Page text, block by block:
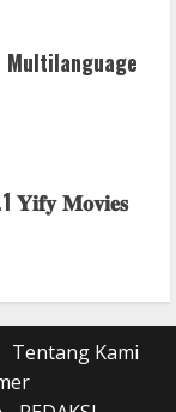
Multilanguage
𝐘𝐢𝐟𝐲 𝐌𝐨𝐯𝐢𝐞𝐬
Tentang Kami